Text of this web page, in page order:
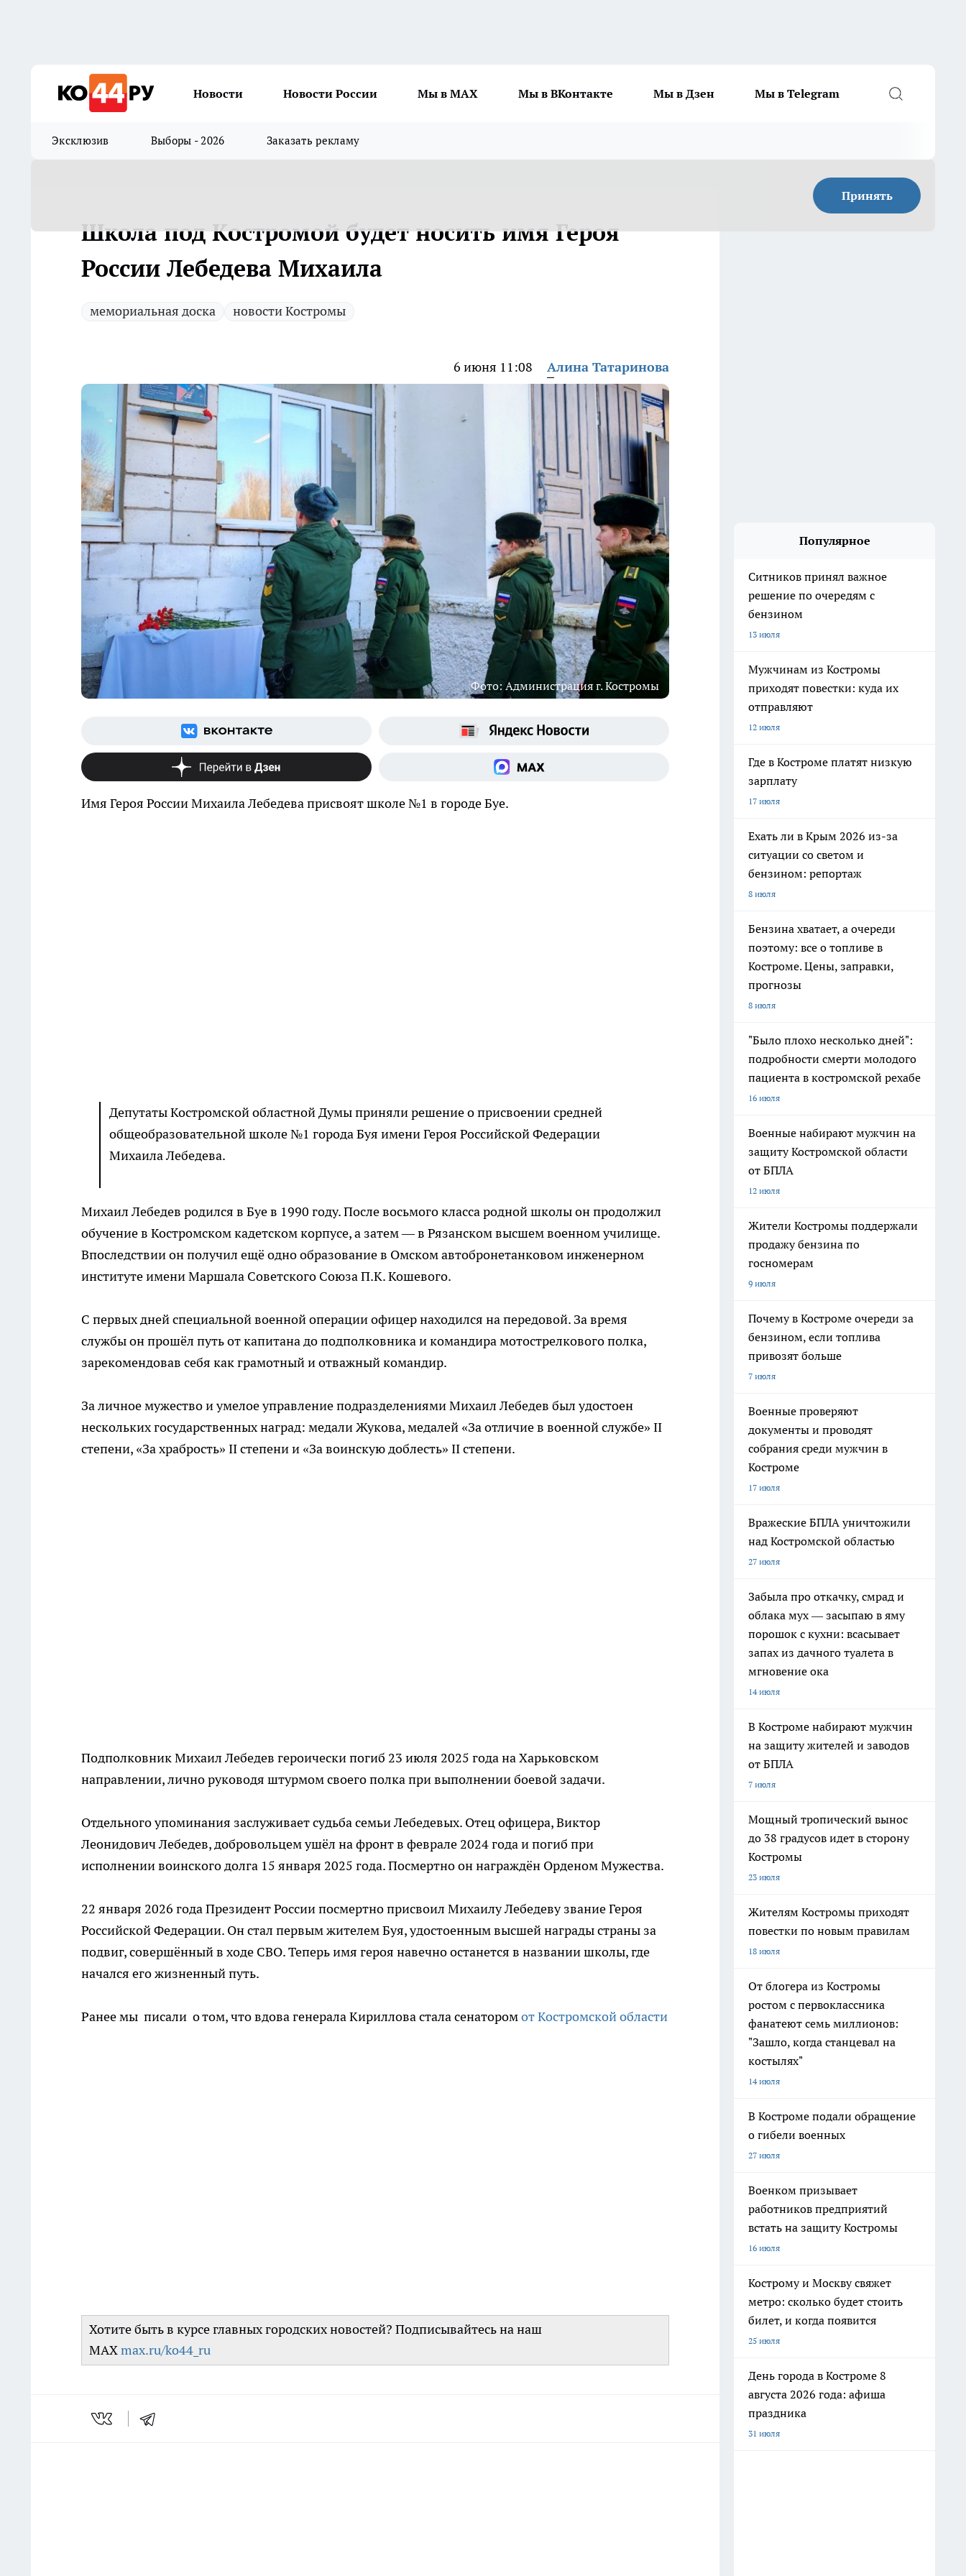
Новости Новости России Мы в MAX Мы в ВКонтакте Мы в Дзен Мы в Telegram
Эксклюзив Выборы - 2026 Заказать рекламу
Принять
Школа под Костромой будет носить имя Героя
России Лебедева Михаила
мемориальная доска новости Костромы
6 июня 11:08 Алина Татаринова
Фото: Администрация г. Костромы
Имя Героя России Михаила Лебедева присвоят школе №1 в городе Буе.
Депутаты Костромской областной Думы приняли решение о присвоении средней
общеобразовательной школе №1 города Буя имени Героя Российской Федерации
Михаила Лебедева.
Михаил Лебедев родился в Буе в 1990 году. После восьмого класса родной школы он продолжил
обучение в Костромском кадетском корпусе, а затем — в Рязанском высшем военном училище.
Впоследствии он получил ещё одно образование в Омском автобронетанковом инженерном
институте имени Маршала Советского Союза П.К. Кошевого.
С первых дней специальной военной операции офицер находился на передовой. За время
службы он прошёл путь от капитана до подполковника и командира мотострелкового полка,
зарекомендовав себя как грамотный и отважный командир.
За личное мужество и умелое управление подразделениями Михаил Лебедев был удостоен
нескольких государственных наград: медали Жукова, медалей «За отличие в военной службе» II
степени, «За храбрость» II степени и «За воинскую доблесть» II степени.
Подполковник Михаил Лебедев героически погиб 23 июля 2025 года на Харьковском
направлении, лично руководя штурмом своего полка при выполнении боевой задачи.
Отдельного упоминания заслуживает судьба семьи Лебедевых. Отец офицера, Виктор
Леонидович Лебедев, добровольцем ушёл на фронт в феврале 2024 года и погиб при
исполнении воинского долга 15 января 2025 года. Посмертно он награждён Орденом Мужества.
22 января 2026 года Президент России посмертно присвоил Михаилу Лебедеву звание Героя
Российской Федерации. Он стал первым жителем Буя, удостоенным высшей награды страны за
подвиг, совершённый в ходе СВО. Теперь имя героя навечно останется в названии школы, где
начался его жизненный путь.
Ранее мы писали о том, что вдова генерала Кириллова стала сенаторомот Костромской области
Хотите быть в курсе главных городских новостей? Подписывайтесь на наш
MAXmax.ru/ko44_ru
Популярное
Ситников принял важное
решение по очередям с
бензином
13 июля
Мужчинам из Костромы
приходят повестки: куда их
отправляют
12 июля
Где в Костроме платят низкую
зарплату
17 июля
Ехать ли в Крым 2026 из-за
ситуации со светом и
бензином: репортаж
8 июля
Бензина хватает, а очереди
поэтому: все о топливе в
Костроме. Цены, заправки,
прогнозы
8 июля
"Было плохо несколько дней":
подробности смерти молодого
пациента в костромской рехабе
16 июля
Военные набирают мужчин на
защиту Костромской области
от БПЛА
12 июля
Жители Костромы поддержали
продажу бензина по
госномерам
9 июля
Почему в Костроме очереди за
бензином, если топлива
привозят больше
7 июля
Военные проверяют
документы и проводят
собрания среди мужчин в
Костроме
17 июля
Вражеские БПЛА уничтожили
над Костромской областью
27 июля
Забыла про откачку, смрад и
облака мух — засыпаю в яму
порошок с кухни: всасывает
запах из дачного туалета в
мгновение ока
14 июля
В Костроме набирают мужчин
на защиту жителей и заводов
от БПЛА
7 июля
Мощный тропический вынос
до 38 градусов идет в сторону
Костромы
23 июля
Жителям Костромы приходят
повестки по новым правилам
18 июля
От блогера из Костромы
ростом с первоклассника
фанатеют семь миллионов:
"Зашло, когда станцевал на
костылях"
14 июля
В Костроме подали обращение
о гибели военных
27 июля
Военком призывает
работников предприятий
встать на защиту Костромы
16 июля
Кострому и Москву свяжет
метро: сколько будет стоить
билет, и когда появится
25 июля
День города в Костроме 8
августа 2026 года: афиша
праздника
31 июля